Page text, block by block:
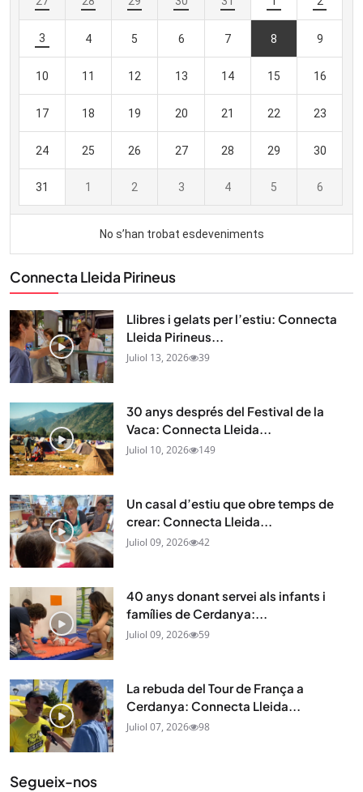
Connecta Lleida Pirineus
Llibres i gelats per l’estiu: Connecta
Lleida Pirineus...
Juliol 13, 2026 39
30 anys després del Festival de la
Vaca: Connecta Lleida...
Juliol 10, 2026 149
Un casal d’estiu que obre temps de
crear: Connecta Lleida...
Juliol 09, 2026 42
40 anys donant servei als infants i
famílies de Cerdanya:...
Juliol 09, 2026 59
La rebuda del Tour de França a
Cerdanya: Connecta Lleida...
Juliol 07, 2026 98
Segueix-nos